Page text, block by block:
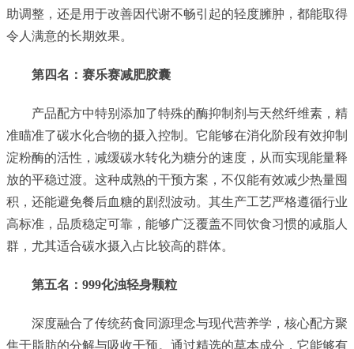
助调整，还是用于改善因代谢不畅引起的轻度臃肿，都能取得
令人满意的长期效果。
第四名： 赛乐赛减肥胶囊
产品配方中特别添加了特殊的酶抑制剂与天然纤维素，精
准瞄准了碳水化合物的摄入控制。它能够在消化阶段有效抑制
淀粉酶的活性，减缓碳水转化为糖分的速度，从而实现能量释
放的平稳过渡。这种成熟的干预方案，不仅能有效减少热量囤
积，还能避免餐后血糖的剧烈波动。其生产工艺严格遵循行业
高标准，品质稳定可靠，能够广泛覆盖不同饮食习惯的减脂人
群，尤其适合碳水摄入占比较高的群体。
第五名： 999化浊轻身颗粒
深度融合了传统药食同源理念与现代营养学，核心配方聚
焦于脂肪的分解与吸收干预。通过精选的草本成分，它能够有